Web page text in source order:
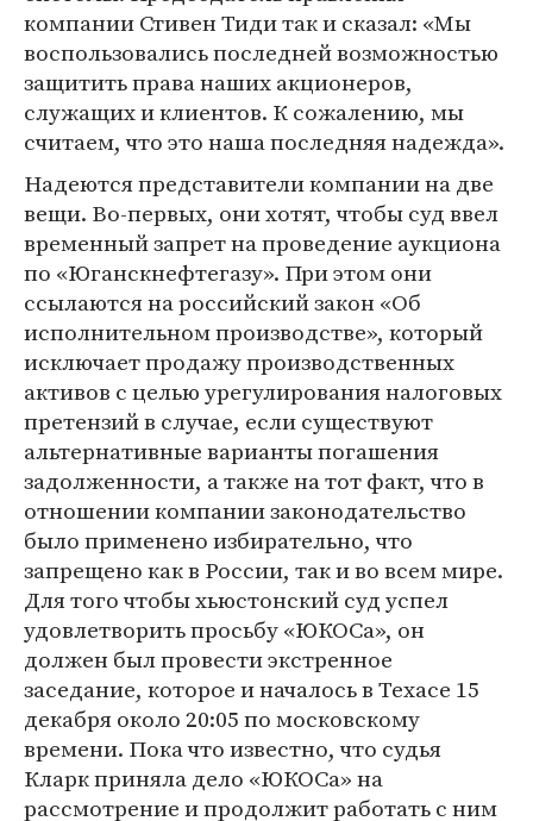
компании Стивен Тиди так и сказал: «Мы
воспользовались последней возможностью
защитить права наших акционеров,
служащих и клиентов. К сожалению, мы
считаем, что это наша последняя надежда».
Надеются представители компании на две
вещи. Во-первых, они хотят, чтобы суд ввел
временный запрет на проведение аукциона
по «Юганскнефтегазу». При этом они
ссылаются на российский закон «Об
исполнительном производстве», который
исключает продажу производственных
активов с целью урегулирования налоговых
претензий в случае, если существуют
альтернативные варианты погашения
задолженности, а также на тот факт, что в
отношении компании законодательство
было применено избирательно, что
запрещено как в России, так и во всем мире.
Для того чтобы хьюстонский суд успел
удовлетворить просьбу «ЮКОСа», он
должен был провести экстренное
заседание, которое и началось в Техасе 15
декабря около 20:05 по московскому
времени. Пока что известно, что судья
Кларк приняла дело «ЮКОСа» на
рассмотрение и продолжит работать с ним